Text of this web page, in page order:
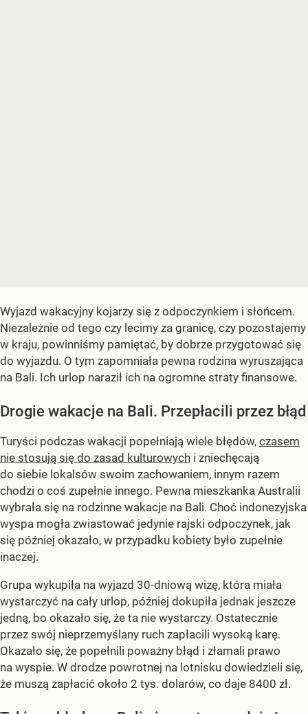
Wyjazd wakacyjny kojarzy się z odpoczynkiem i słońcem.
Niezależnie od tego czy lecimy za granicę, czy pozostajemy
w kraju, powinniśmy pamiętać, by dobrze przygotować się
do wyjazdu. O tym zapomniała pewna rodzina wyruszająca
na Bali. Ich urlop naraził ich na ogromne straty finansowe.
Drogie wakacje na Bali. Przepłacili przez błąd
Turyści podczas wakacji popełniają wiele błędów, czasem
nie stosują się do zasad kulturowych i zniechęcają
do siebie lokalsów swoim zachowaniem, innym razem
chodzi o coś zupełnie innego. Pewna mieszkanka Australii
wybrała się na rodzinne wakacje na Bali. Choć indonezyjska
wyspa mogła zwiastować jedynie rajski odpoczynek, jak
się później okazało, w przypadku kobiety było zupełnie
inaczej.
Grupa wykupiła na wyjazd 30-dniową wizę, która miała
wystarczyć na cały urlop, później dokupiła jednak jeszcze
jedną, bo okazało się, że ta nie wystarczy. Ostatecznie
przez swój nieprzemyślany ruch zapłacili wysoką karę.
Okazało się, że popełnili poważny błąd i złamali prawo
na wyspie. W drodze powrotnej na lotnisku dowiedzieli się,
że muszą zapłacić około 2 tys. dolarów, co daje 8400 zł.